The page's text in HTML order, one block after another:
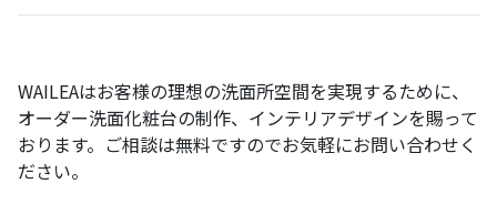
WAILEAはお客様の理想の洗面所空間を実現するために、
オーダー洗面化粧台の制作、インテリアデザインを賜って
おります。ご相談は無料ですのでお気軽にお問い合わせく
ださい。